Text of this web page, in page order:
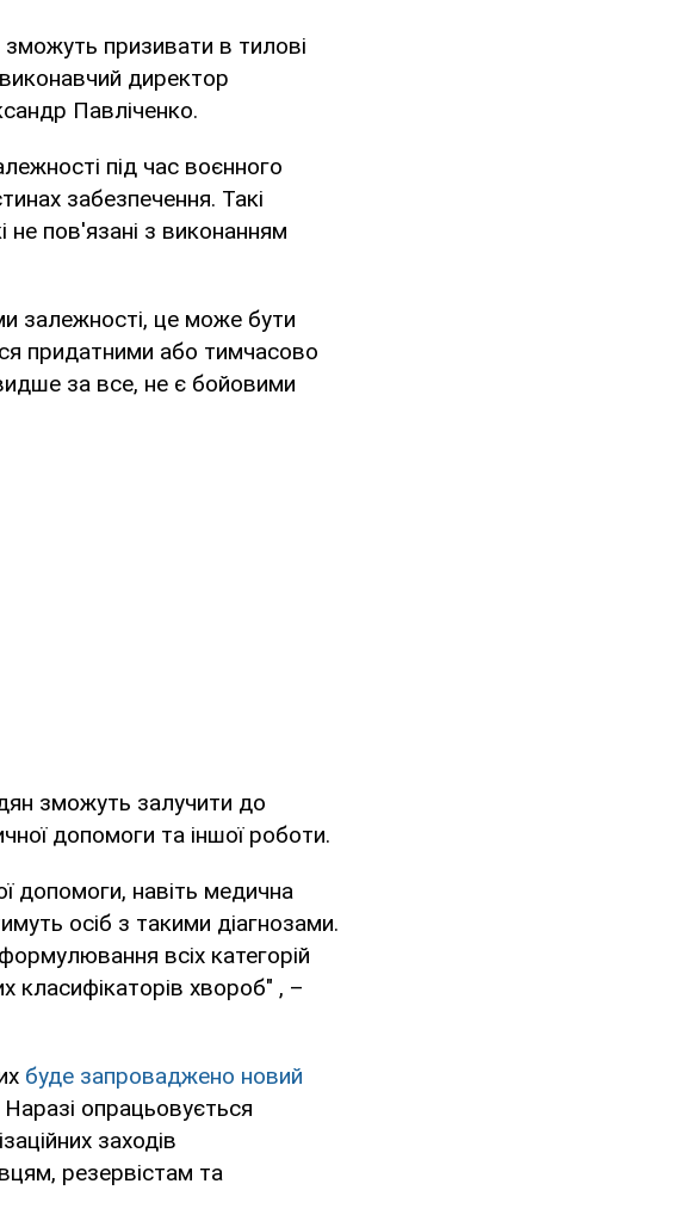
призивати в тилові
директор
Павліченко.
під час воєнного
забезпечення. Такі
не пов'язані з виконанням
залежності, це може бути
придатними або тимчасово
за все, не є бойовими
зможуть залучити до
допомоги та іншої роботи.
допомоги, навіть медична
осіб з такими діагнозами.
всіх категорій
класифікаторів хвороб" , –
буде запроваджено новий
опрацьовується
заходів
резервістам та